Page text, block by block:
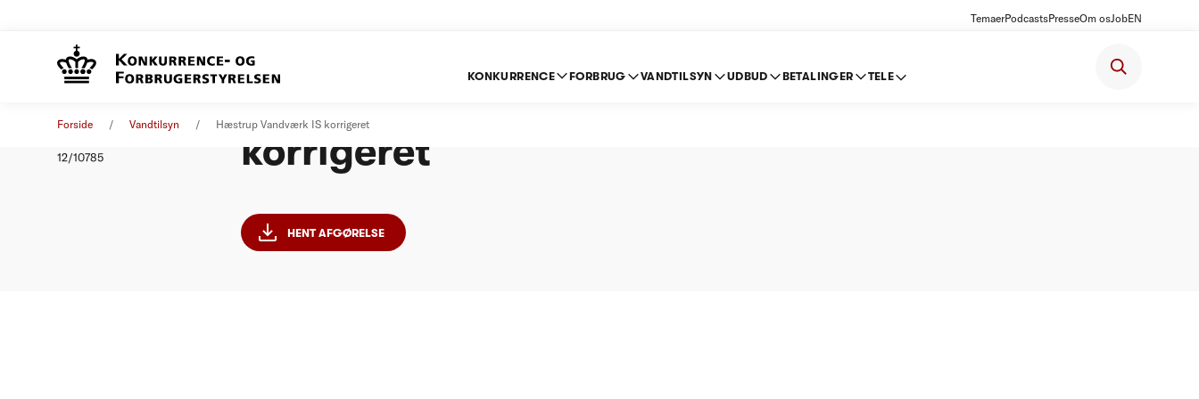
TemaerPodcastsPresseOm osJobEN
KONKURRENCE FORBRUG VANDTILSYN UDBUD BETALINGER TELE
Forside Vandtilsyn Hæstrup Vandværk IS korrigeret
12/10785
korrigeret
HENT AFGØRELSE